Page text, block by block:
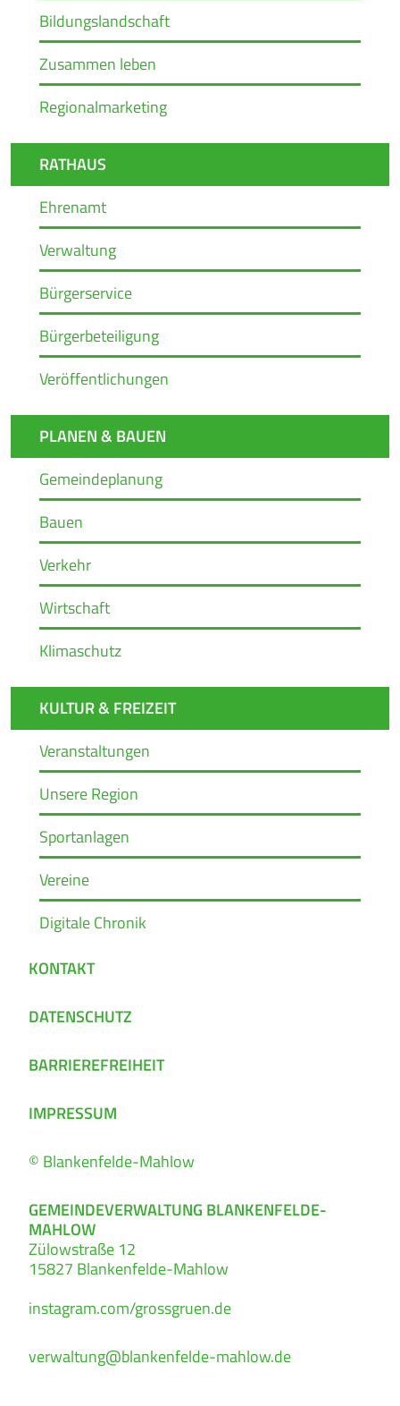
Bildungslandschaft
Zusammen leben
Regionalmarketing
RATHAUS
Ehrenamt
Verwaltung
Bürgerservice
Bürgerbeteiligung
Veröffentlichungen
PLANEN & BAUEN
Gemeindeplanung
Bauen
Verkehr
Wirtschaft
Klimaschutz
KULTUR & FREIZEIT
Veranstaltungen
Unsere Region
Sportanlagen
Vereine
Digitale Chronik
KONTAKT
DATENSCHUTZ
BARRIEREFREIHEIT
IMPRESSUM
© Blankenfelde-Mahlow
GEMEINDEVERWALTUNG BLANKENFELDE-
MAHLOW
Zülowstraße 12
15827 Blankenfelde-Mahlow
instagram.com/grossgruen.de
verwaltung@blankenfelde-mahlow.de